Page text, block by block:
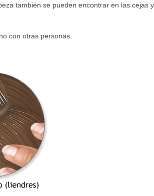
también se pueden encontrar en las cejas
con otras personas.